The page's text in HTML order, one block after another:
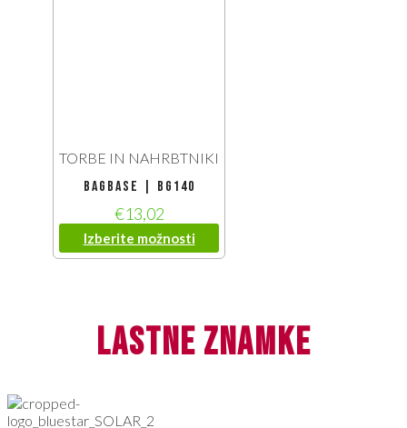
TORBE IN NAHRBTNIKI
Bagbase | BG140
€13,02
Izberite možnosti
lastne znamke